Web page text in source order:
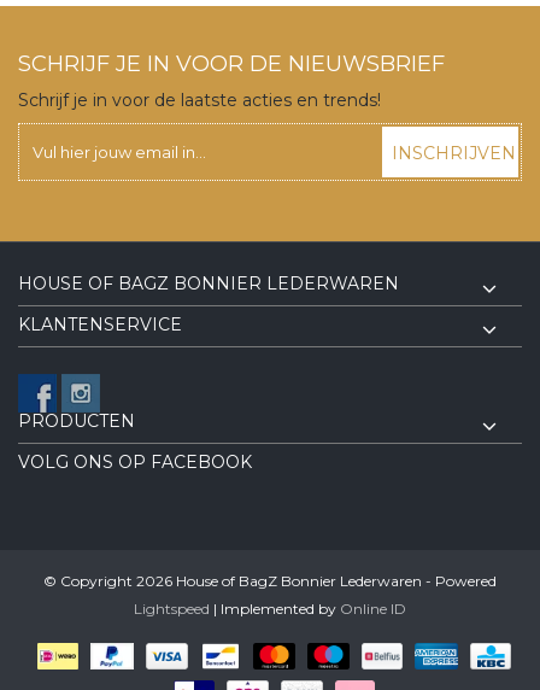
SCHRIJF JE IN VOOR DE NIEUWSBRIEF
Schrijf je in voor de laatste acties en trends!
INSCHRIJVEN
HOUSE OF BAGZ BONNIER LEDERWAREN
KLANTENSERVICE
PRODUCTEN
VOLG ONS OP FACEBOOK
© Copyright 2026 House of BagZ Bonnier Lederwaren - Powered
Lightspeed | Implemented by Online ID